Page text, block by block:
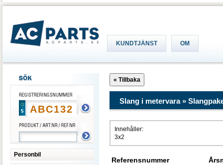
KUNDTJÄNST OM
Personbil
Slang i metervara »
Innehåller:
3x2
Referensnummer